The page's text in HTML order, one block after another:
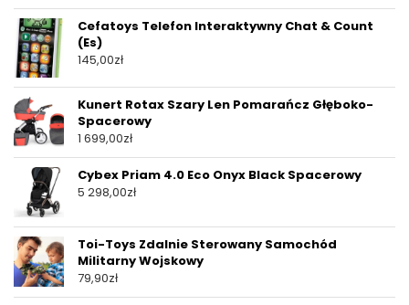
Cefatoys Telefon Interaktywny Chat & Count
(Es)
145,00zł
Kunert Rotax Szary Len Pomarańcz Głęboko-
Spacerowy
1 699,00zł
Cybex Priam 4.0 Eco Onyx Black Spacerowy
5 298,00zł
Toi-Toys Zdalnie Sterowany Samochód
Militarny Wojskowy
79,90zł